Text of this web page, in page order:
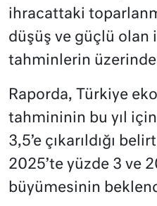
ihracattaki
düşüş ve güçlü olan
tahminlerin üzerinde
Raporda, Türkiye
tahmininin bu yıl
3,5’e çıkarıldığı
2025’te yüzde 3 ve
büyümesinin